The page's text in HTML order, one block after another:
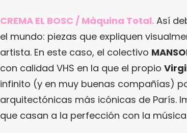
CREMA EL BOSC / Màquina Total. Así
el mundo: piezas que expliquen
artista. En este caso, el colectivo
con calidad VHS en la que el propio
infinito (y en muy buenas compañías)
arquitectónicas más icónicas de París.
que casan a la perfección con la